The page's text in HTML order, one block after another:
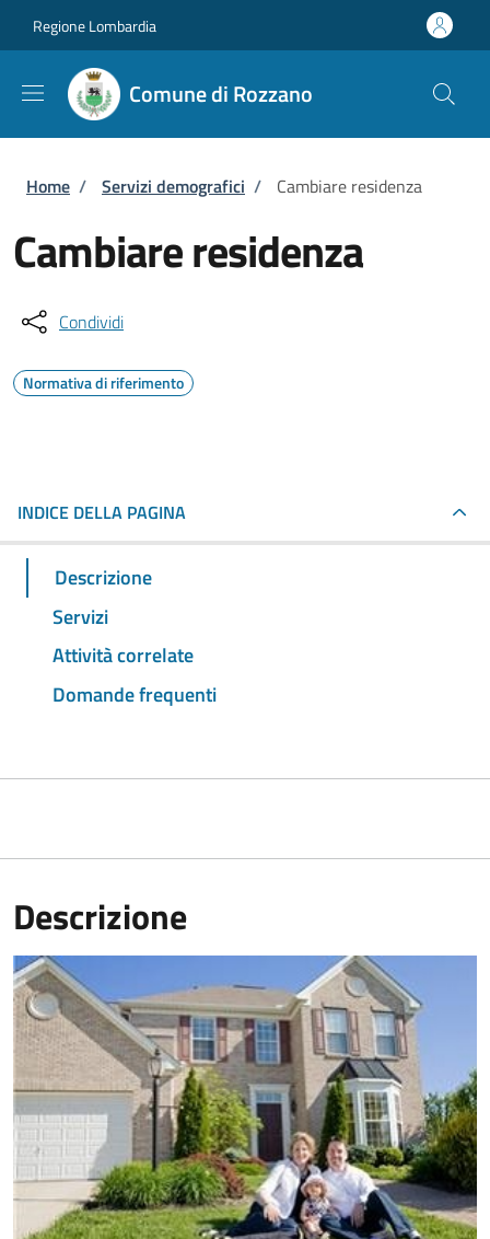
Regione Lombardia
Comune di Rozzano
Briciole di pane
Home / Servizi demografici / Cambiare residenza
Cambiare residenza
Condividi
Normativa di riferimento
INDICE DELLA PAGINA
Descrizione
Servizi
Attività correlate
Domande frequenti
Descrizione